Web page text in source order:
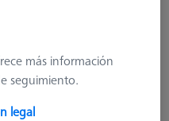
X=1000
más información
seguimiento.
legal